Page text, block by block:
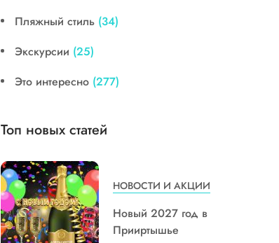
Пляжный стиль (34)
Экскурсии (25)
Это интересно (277)
Топ новых статей
НОВОСТИ И АКЦИИ
Новый 2027 год в
Прииртышье